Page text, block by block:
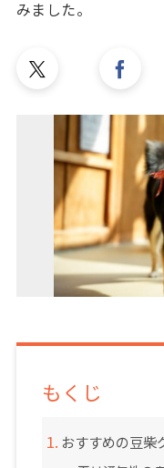
みました。
もくじ
おすすめの豆柴